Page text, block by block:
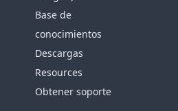
Base de
conocimientos
Descargas
Resources
Obtener soporte